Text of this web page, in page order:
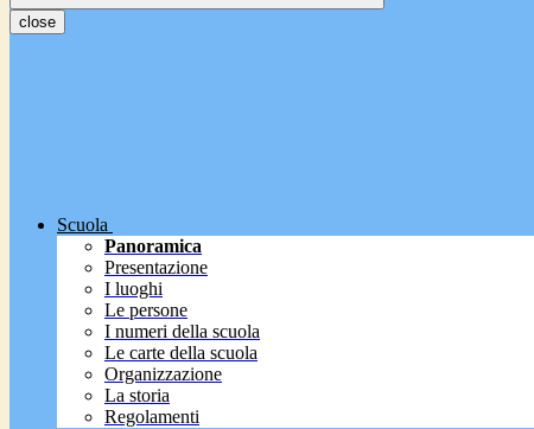
close
Scuola
Panoramica
Presentazione
I luoghi
Le persone
I numeri della scuola
Le carte della scuola
Organizzazione
La storia
Regolamenti